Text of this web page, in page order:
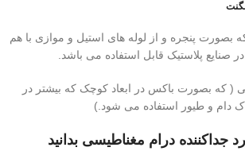
پنجره و از لوله های استیل و موازی با هم
صنایع پلاستیک قابل استفاده می باشد.
( که بصورت باکس در ابعاد کوچک که بیشتر در
دام و طیور استفاده می شود.)
جداکننده درام مغناطیسی بدانید